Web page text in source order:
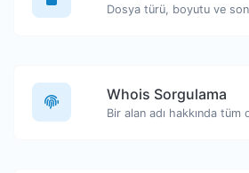
Whois Sorgulama